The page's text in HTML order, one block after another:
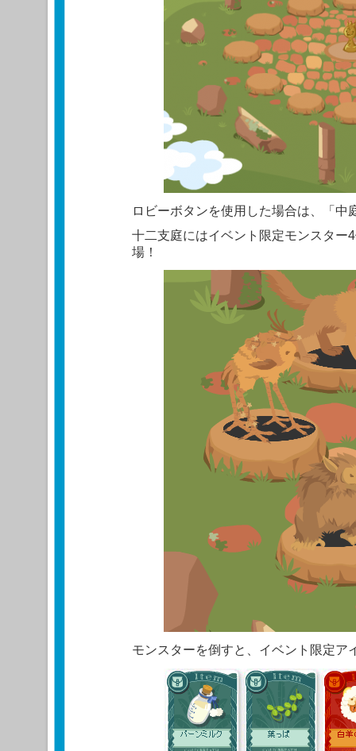
ロビーボタンを使用した場合は、「中
十二支庭にはイベント限定モンスター
場！
モンスターを倒すと、イベント限定ア